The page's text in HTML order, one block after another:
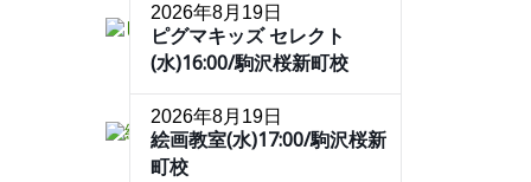
2026年8月19日
ピグマキッズ セレクト
(水)16:00/駒沢桜新町校
2026年8月19日
絵画教室(水)17:00/駒沢桜新
町校